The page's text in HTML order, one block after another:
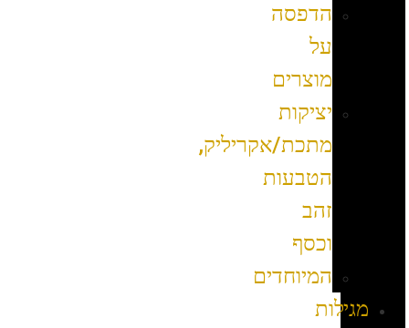
הדפסה
על
מוצרים
יציקות
מתכת/אקריליק,
הטבעות
זהב
וכסף
המיוחדים
מגילות